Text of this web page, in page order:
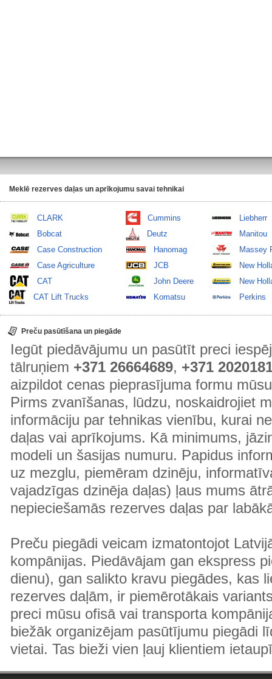
Meklē rezerves daļas un aprīkojumu savai tehnikai
CLARK
Bobcat
Case Construction
Case Agriculture
CAT
CAT Lift Trucks
Cummins
Deutz
Hanomag
JCB
John Deere
Komatsu
Liebherr
Manitou
Massey
New
New
Perkins
Preču pasūtīšana un piegāde
Iegūt piedāvājumu un pasūtīt preci
tālruņiem +371 26664689, +371
aizpildot cenas pieprasījuma formu
Pirms zvanīšanas, lūdzu, noskaidrojiet
informāciju par tehnikas vienību, kurai
daļas vai aprīkojums. Kā minimums,
modeli un šasijas numuru. Papidus
uz mezglu, piemēram dzinēju,
vajadzīgas dzinēja daļas) ļaus mums
nepieciešamās rezerves daļas par
Preču piegādi veicam izmatontojot
kompānijas. Piedāvājam gan ekspress
dienu), gan salikto kravu piegādes, kas
rezerves daļām, ir piemērotākais
preci mūsu ofisā vai transporta
biežāk organizējam pasūtījumu piegādi
vietai. Tas bieži vien ļauj klientiem